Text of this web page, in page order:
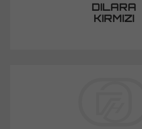
DILARA
KIRMIZI